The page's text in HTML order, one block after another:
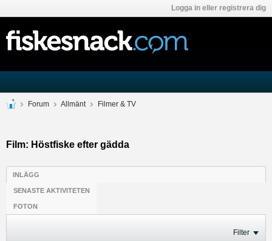
Logga in eller registrera dig
Forum Allmänt Filmer & TV
Film: Höstfiske efter gädda
INLÄGG
SENASTE AKTIVITETEN
FOTON
Filter